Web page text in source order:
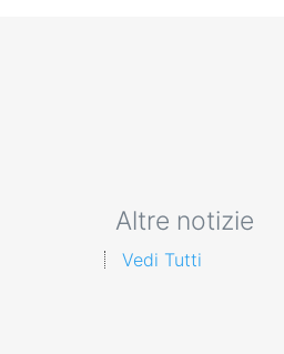
Altre notizie
Vedi Tutti